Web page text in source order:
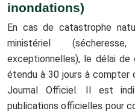
inondations)
En cas de catastrophe
ministériel
exceptionnelles), le délai
étendu à 30 jours à compter
Journal Officiel. Il est
publications officielles pour